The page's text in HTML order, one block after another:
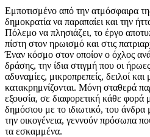
Εμποτισμένο από την ατμόσφαιρα
δημοκρατία να παραπαίει και την
Πόλεμο να πλησιάζει, το έργο
πίστη στον ηρωισμό και στις
Έναν κόσμο στον οποίον ο όχλος
δράσης, την ίδια στιγμή που οι
αδυναμίες, μικροπρεπείς, δειλοί
κατακρημνίζονται. Μόνη σταθερά
εξουσία, σε διαφορετική κάθε
δημόσιου με το ιδιωτικό, του άνδρα
την οικογένεια, γεννούν πρόσωπα
τα εσκαμμένα.